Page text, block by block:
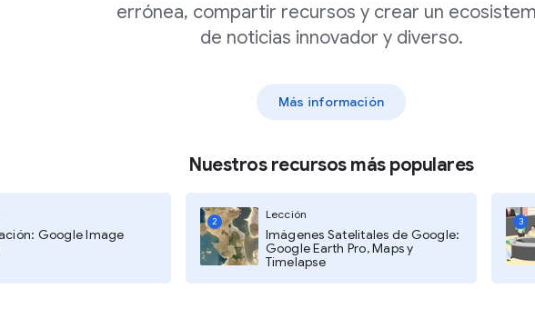
errónea, compartir recursos y crear un
de noticias innovador y diverso.
Más información
Nuestros recursos más populares
Google Image
2
Lección
Imágenes Satelitales de Google:
Google Earth Pro, Maps y
Timelapse
3
los datos del año pasado. Encima del
en el botón «Últimos 12 meses». Aparecerá una
de tiempo. Haz clic en «Rango de tiempo
para seleccionar un rango de tiempo alternativo.
desplázate hasta la parte inferior y selecciona
el año que deseas explorar
temporal escribiendo las fechas en los campos de
de calendario. Esto es particularmente útil para
un corto período de tiempo.